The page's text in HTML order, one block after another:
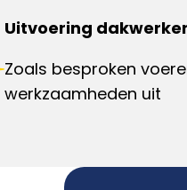
Uitvoering
Zoals besproken
werkzaamheden uit